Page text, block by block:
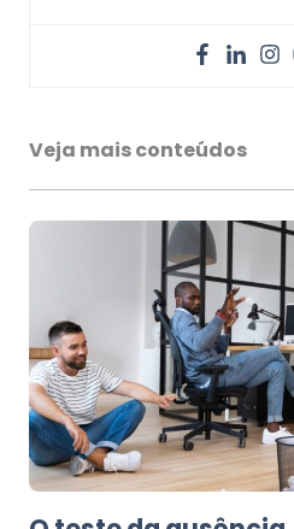
Veja mais conteúdos